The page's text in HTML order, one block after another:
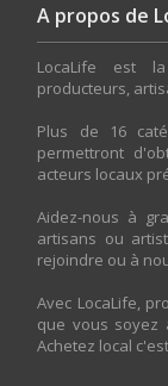
A propos de
LocaLife est
producteurs,
Plus de 16
permettront
acteurs locaux
Aidez-nous à
artisans ou
rejoindre ou à
Avec LocaLife,
que vous soyez
Achetez local